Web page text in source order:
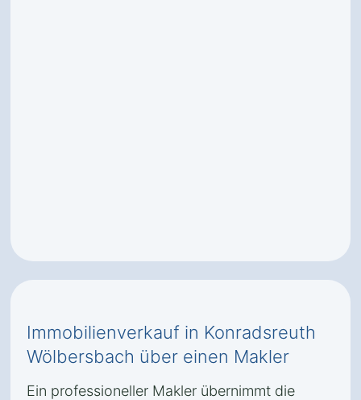
Immobilienverkauf in Konradsreuth
Wölbersbach über einen Makler
Ein professioneller Makler übernimmt die